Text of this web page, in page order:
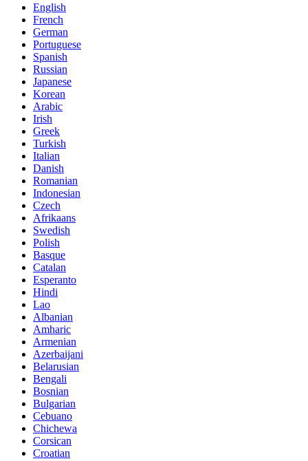
English
French
German
Portuguese
Spanish
Russian
Japanese
Korean
Arabic
Irish
Greek
Turkish
Italian
Danish
Romanian
Indonesian
Czech
Afrikaans
Swedish
Polish
Basque
Catalan
Esperanto
Hindi
Lao
Albanian
Amharic
Armenian
Azerbaijani
Belarusian
Bengali
Bosnian
Bulgarian
Cebuano
Chichewa
Corsican
Croatian